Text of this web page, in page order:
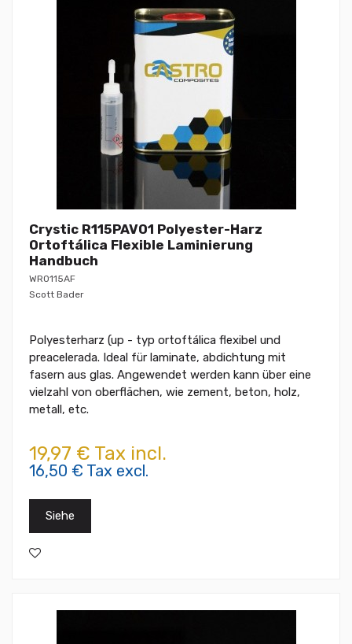
Crystic R115PAV01 Polyester-Harz
Ortoftálica Flexible Laminierung
Handbuch
WR0115AF
Scott Bader
Polyesterharz (up - typ ortoftálica flexibel und
preacelerada. Ideal für laminate, abdichtung mit
fasern aus glas. Angewendet werden kann über eine
vielzahl von oberflächen, wie zement, beton, holz,
metall, etc.
19,97 € Tax incl.
16,50 € Tax excl.
Siehe